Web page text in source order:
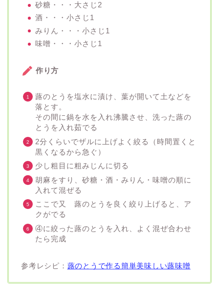
砂糖・・・大さじ2
酒・・・小さじ1
みりん・・・小さじ1
味噌・・・小さじ1
作り方
蕗のとうを塩水に漬け、葉が開いて土などを
落とす。
その間に鍋を水を入れ沸騰させ、洗った蕗の
とうを入れ茹でる
2分くらいでザルに上げよく絞る（時間置くと
黒くなるから急ぐ）
少し粗目に粗みじんに切る
胡麻をすり、砂糖・酒・みりん・味噌の順に
入れて混ぜる
ここで又 蕗のとうを良く絞り上げると、ア
クがでる
④に絞った蕗のとうを入れ、よく混ぜ合わせ
たら完成
参考レシピ： 蕗のとうで作る簡単美味しい蕗味噌